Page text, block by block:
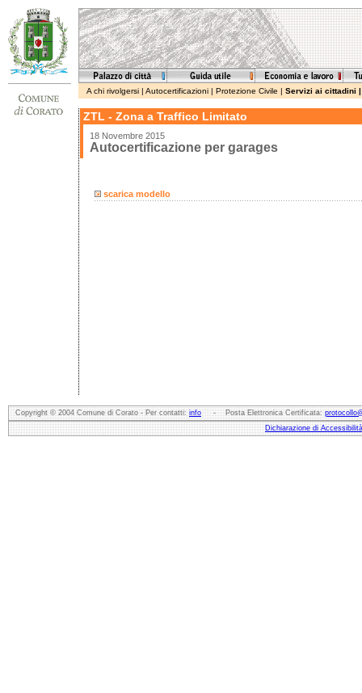
A chi rivolgersi | Autocertificazioni | Protezione Civile | Servizi ai cittadini
ZTL - Zona a Traffico Limitato
18 Novembre 2015
Autocertificazione per garages
scarica modello
Copyright © 2004 Comune di Corato - Per contatti:info- Posta Elettronica Certificata:
Dichiarazione di Accessibilità